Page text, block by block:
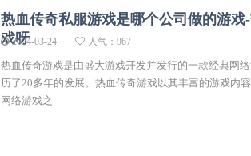
热血传奇私服游戏是哪个公司做的游
戏呀
2024-03-24 人气：967
热血传奇游戏是由盛大游戏开发并发行的一款经典网
历了20多年的发展。热血传奇游戏以其丰富的游戏内
网络游戏之